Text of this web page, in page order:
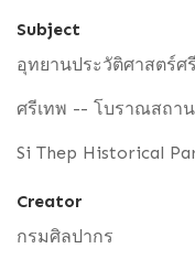
Subject
อุทยานประวัติศาสตร์ศ
ศรีเทพ -- โบราณสถาน
Si Thep Historical
Creator
กรมศิลปากร